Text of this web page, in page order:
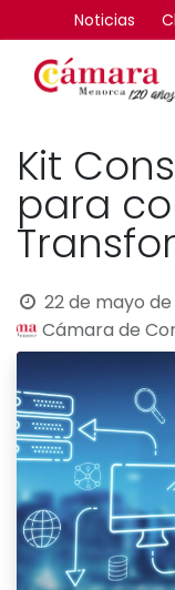
Noticias
Kit
para
22 de mayo
Cámara de